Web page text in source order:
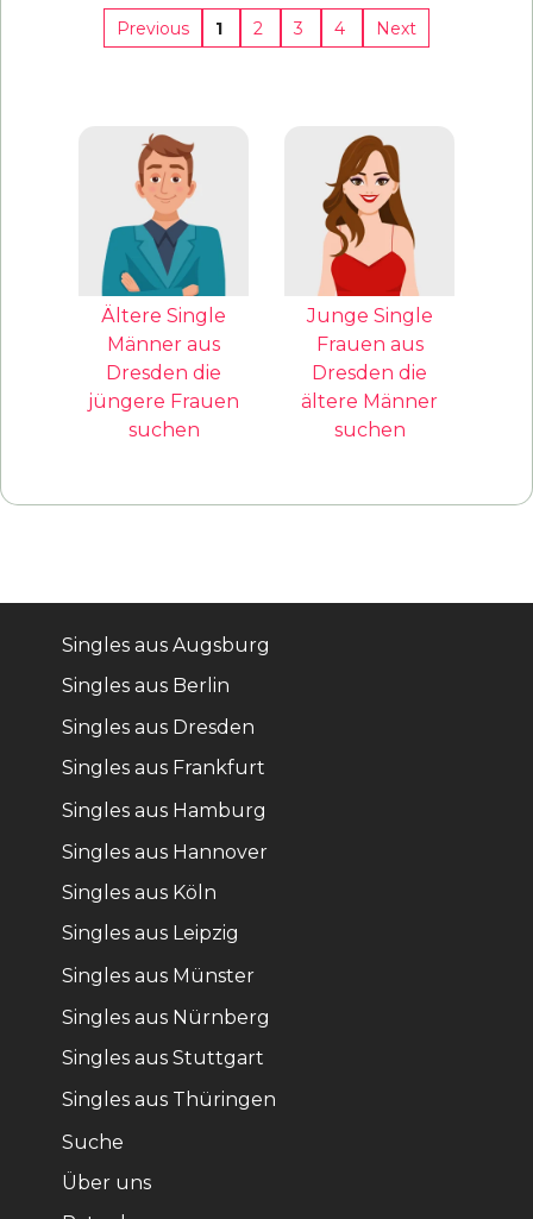
1 2 3 4
Ältere Single
Männer aus
Dresden die
jüngere Frauen
suchen
Junge Single
Frauen aus
Dresden die
ältere Männer
suchen
Singles aus Augsburg
Singles aus Berlin
Singles aus Dresden
Singles aus Frankfurt
Singles aus Hamburg
Singles aus Hannover
Singles aus Köln
Singles aus Leipzig
Singles aus Münster
Singles aus Nürnberg
Singles aus Stuttgart
Singles aus Thüringen
Suche
Über uns